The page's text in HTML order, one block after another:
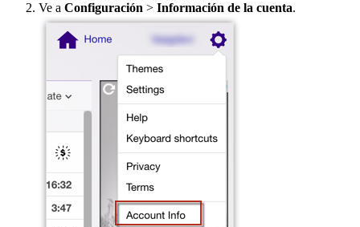
Ve a Configuración > Información de la cuenta.